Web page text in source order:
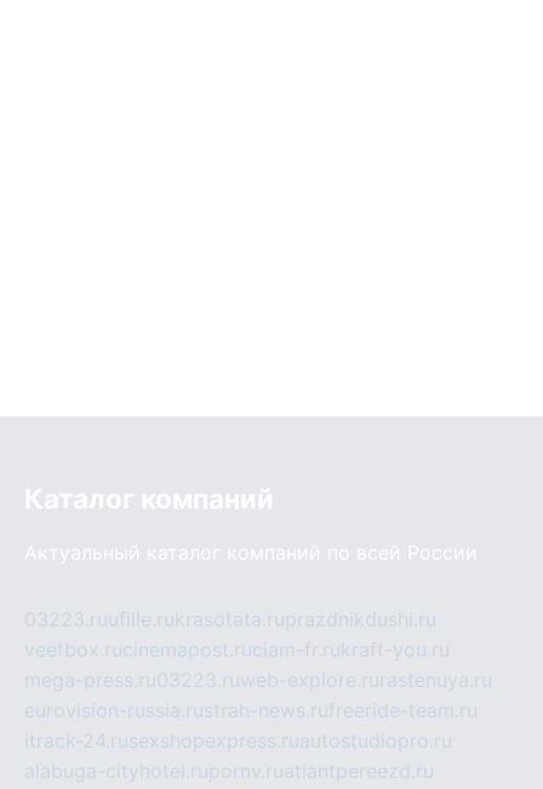
Каталог компаний
Актуальный каталог компаний по всей России
03223.ruufille.rukrasotata.ruprazdnikdushi.ru
veetbox.rucinemapost.ruciam-fr.rukraft-you.ru
mega-press.ru03223.ruweb-explore.ru rastenuya.ru
eurovision-russia.rustrah-news.rufreeride-team.ru
itrack-24.rusexshopexpress.ruautostudiopro.ru
alabuga-cityhotel.rupornv.ruatlantpereezd.ru